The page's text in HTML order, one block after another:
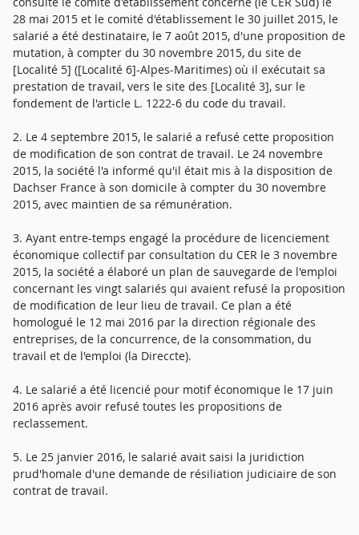
28 mai 2015 et le comité d'établissement le 30 juillet 2015, le
salarié a été destinataire, le 7 août 2015, d'une proposition de
mutation, à compter du 30 novembre 2015, du site de
[Localité 5] ([Localité 6]-Alpes-Maritimes) où il exécutait sa
prestation de travail, vers le site des [Localité 3], sur le
fondement de l'article L. 1222-6 du code du travail.
2. Le 4 septembre 2015, le salarié a refusé cette proposition
de modification de son contrat de travail. Le 24 novembre
2015, la société l'a informé qu'il était mis à la disposition de
Dachser France à son domicile à compter du 30 novembre
2015, avec maintien de sa rémunération.
3. Ayant entre-temps engagé la procédure de licenciement
économique collectif par consultation du CER le 3 novembre
2015, la société a élaboré un plan de sauvegarde de l'emploi
concernant les vingt salariés qui avaient refusé la proposition
de modification de leur lieu de travail. Ce plan a été
homologué le 12 mai 2016 par la direction régionale des
entreprises, de la concurrence, de la consommation, du
travail et de l'emploi (la Direccte).
4. Le salarié a été licencié pour motif économique le 17 juin
2016 après avoir refusé toutes les propositions de
reclassement.
5. Le 25 janvier 2016, le salarié avait saisi la juridiction
prud'homale d'une demande de résiliation judiciaire de son
contrat de travail.